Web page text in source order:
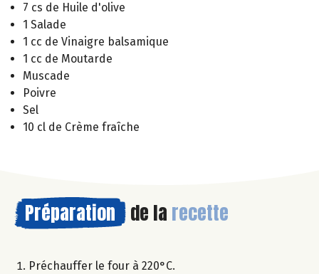
7 cs de Huile d'olive
1 Salade
1 cc de Vinaigre balsamique
1 cc de Moutarde
Muscade
Poivre
Sel
10 cl de Crème fraîche
Préparation de la recette
Préchauffer le four à 220°C.